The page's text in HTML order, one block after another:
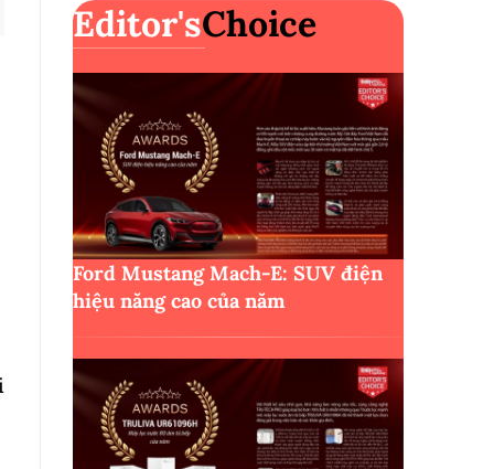
Editor'sChoice
Ford Mustang Mach-E: SUV điện
hiệu năng cao của năm